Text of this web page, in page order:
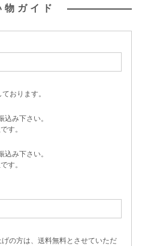
物ガイド
おります。
み下さい。
す。
み下さい。
す。
の方は、送料無料とさせていただ